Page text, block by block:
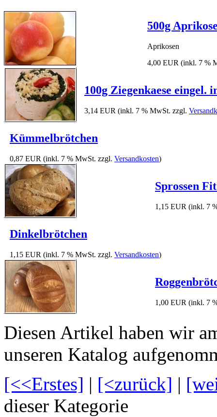
500g
Aprikosen
4,00 EUR (inkl. 7 %
100g Ziegenkaese
3,14 EUR (inkl. 7 % MwSt. zzgl.
Kümmelbrötchen
0,87 EUR (inkl. 7 % MwSt. zzgl. Versandkosten)
Sprossen
1,15 EUR (inkl. 7
Dinkelbrötchen
1,15 EUR (inkl. 7 % MwSt. zzgl. Versandkosten)
1,00 EUR (inkl. 7
Diesen Artikel haben wir
unseren Katalog
[<<Erstes] | [<zurück] |
dieser Kategorie